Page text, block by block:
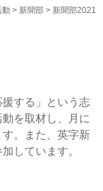
動 > 新聞部 > 新聞部2021
する」という志
を取材し、月に
。また、英字新
しています。